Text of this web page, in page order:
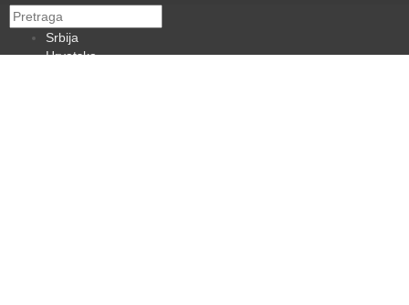
Srbija
Hrvatska